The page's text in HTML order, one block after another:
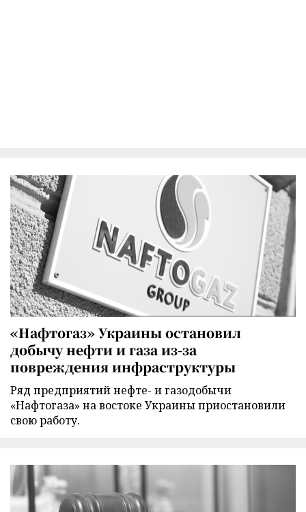
«Нафтогаз» Украины остановил
добычу нефти и газа из-за
повреждения инфраструктуры
Ряд предприятий нефте- и газодобычи
«Нафтогаза» на востоке Украины приостановили
свою работу.